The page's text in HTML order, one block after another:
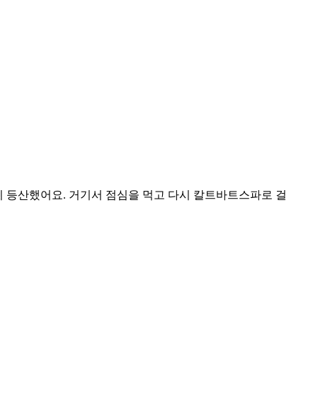
산했어요. 거기서 점심을 먹고 다시 칼트바트스파로 걸